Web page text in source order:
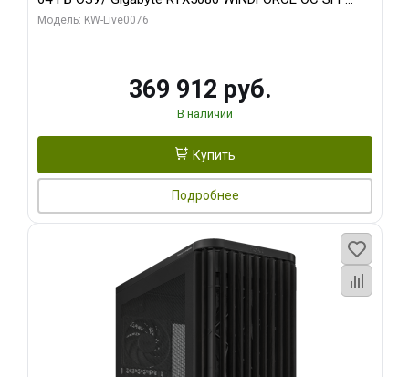
16GB GDDR7 256bit / 960 ГБ SSD)
Модель: KW-Live0076
369 912 руб.
В наличии
Купить
Подробнее